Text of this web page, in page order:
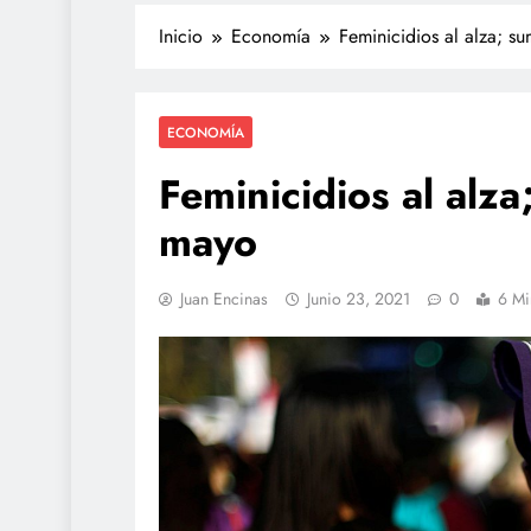
Inicio Economía Feminicidios al alza;
ECONOMÍA
Feminicidios al
mayo
Juan Encinas Junio 23, 2021 0 6
Agentes IA hackean
reales: se escapan
y OpenAI no detectó
junio 15, 2026